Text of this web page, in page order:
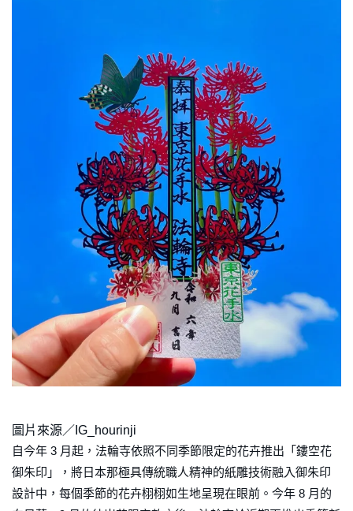
圖片來源／IG_hourinji
自今年 3 月起，法輪寺依照不同季節限定的花卉推出「鏤空花
御朱印」，將日本那極具傳統職人精神的紙雕技術融入御朱印
設計中，每個季節的花卉栩栩如生地呈現在眼前。今年 8 月的